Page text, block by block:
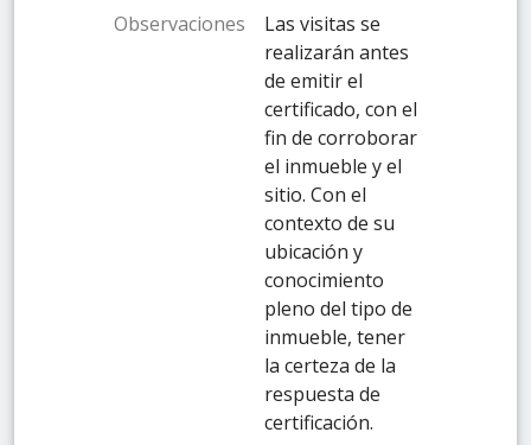
Observaciones
Las visitas se
realizarán antes
de emitir el
certificado, con el
fin de corroborar
el inmueble y el
sitio. Con el
contexto de su
ubicación y
conocimiento
pleno del tipo de
inmueble, tener
la certeza de la
respuesta de
certificación.